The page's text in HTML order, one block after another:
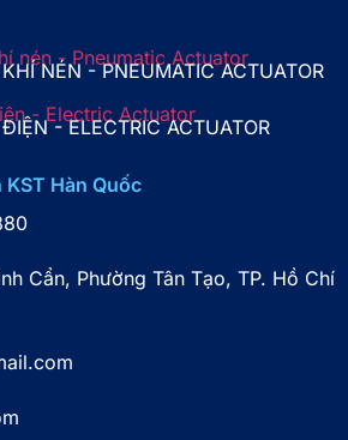
NÉN - PNEUMATIC ACTUATOR
- ELECTRIC ACTUATOR
Hàn Quốc
Cẩn, Phường Tân Tạo, TP. Hồ Chí